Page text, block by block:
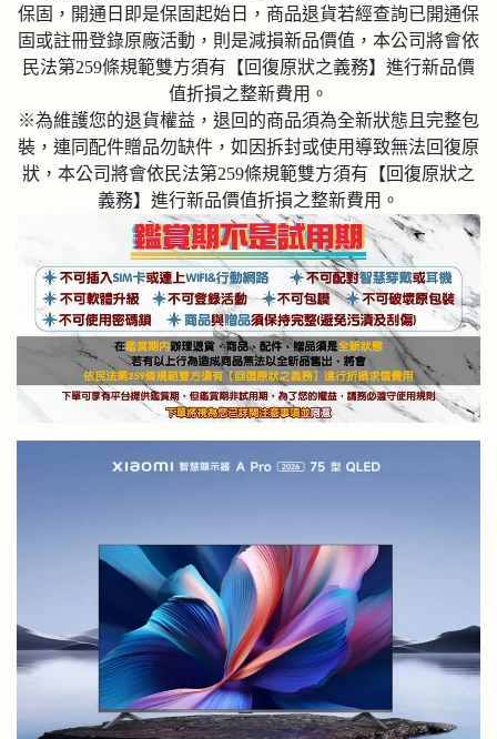
保固，開通日即是保固起始日，商品退貨若經查詢已開通保
固或註冊登錄原廠活動，則是減損新品價值，本公司將會依
民法第259條規範雙方須有【回復原狀之義務】進行新品價
值折損之整新費用。
※為維護您的退貨權益，退回的商品須為全新狀態且完整包
裝，連同配件贈品勿缺件，如因拆封或使用導致無法回復原
狀，本公司將會依民法第259條規範雙方須有【回復原狀之
義務】進行新品價值折損之整新費用。